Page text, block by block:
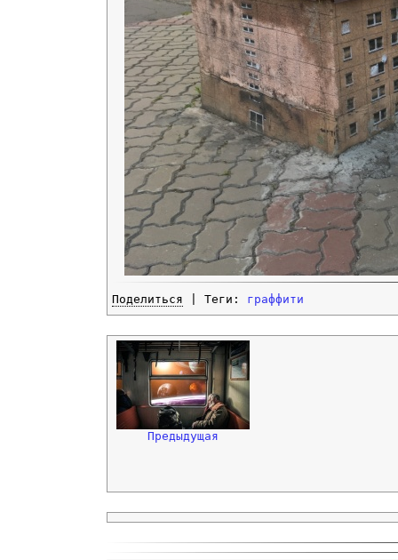
Поделиться | Теги: граффити
Предыдущая